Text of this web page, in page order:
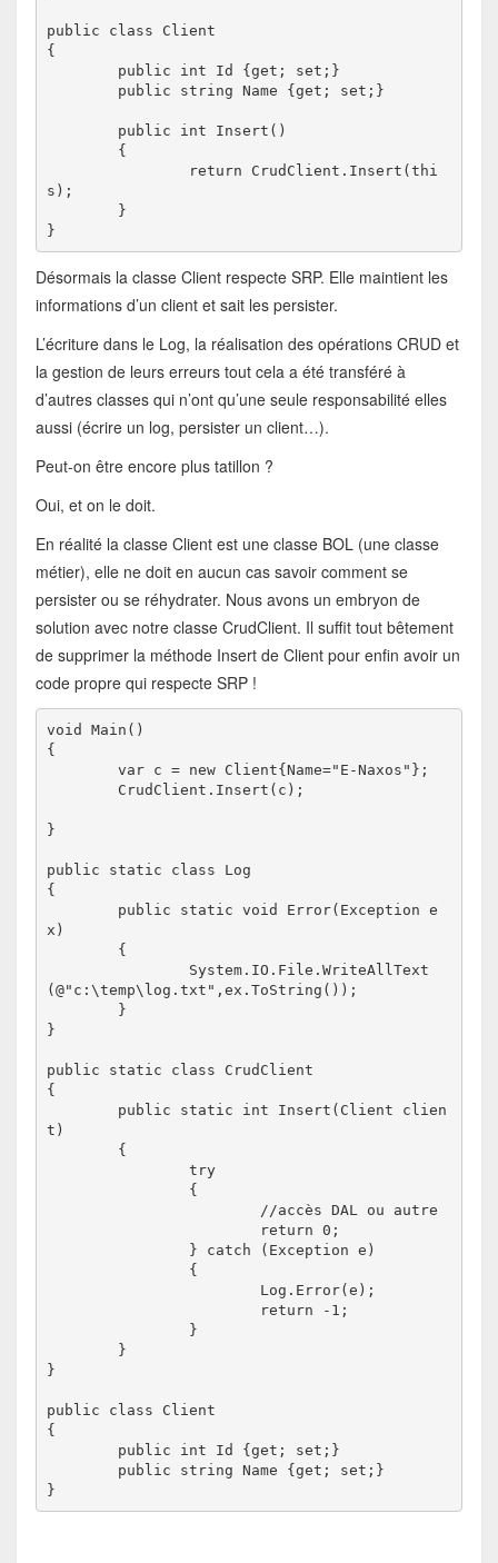
public class Client
{
s);
}
Désormais la classe Client respecte SRP. Elle maintient les
informations d’un client et sait les persister.
L’écriture dans le Log, la réalisation des opérations CRUD et
la gestion de leurs erreurs tout cela a été transféré à
d’autres classes qui n’ont qu’une seule responsabilité elles
aussi (écrire un log, persister un client…).
Peut-on être encore plus tatillon ?
Oui, et on le doit.
En réalité la classe Client est une classe BOL (une classe
métier), elle ne doit en aucun cas savoir comment se
persister ou se réhydrater. Nous avons un embryon de
solution avec notre classe CrudClient. Il suffit tout bêtement
de supprimer la méthode Insert de Client pour enfin avoir un
code propre qui respecte SRP !
void Main()
{
	var c = new Client{Name="E-Naxos"};
}
public static class Log
{
x)
(@"c:\temp\log.txt",ex.ToString());
}
public static class CrudClient
{
t)
		try
}
public class Client
{
}